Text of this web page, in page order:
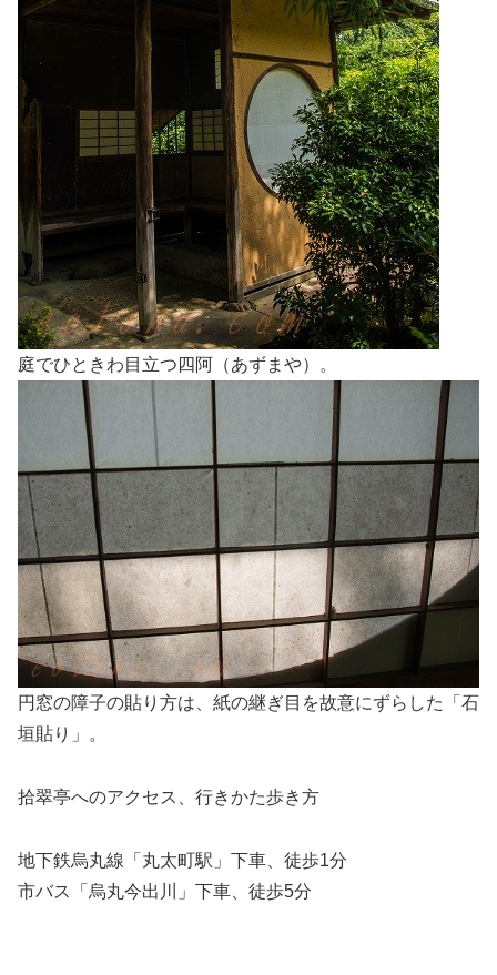
庭でひときわ目立つ四阿（あずまや）。
円窓の障子の貼り方は、紙の継ぎ目を故意にずらした「石
垣貼り」。
拾翠亭へのアクセス、行きかた歩き方
地下鉄烏丸線「丸太町駅」下車、徒歩1分
市バス「烏丸今出川」下車、徒歩5分